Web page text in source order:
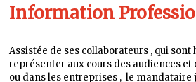
Information
Assistée de ses collaborateurs , qui sont
représenter aux cours des audiences et
ou dans les entreprises , le mandataire